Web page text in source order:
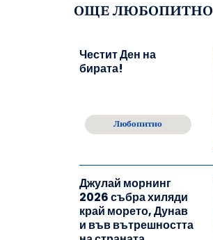
ОЩЕ ЛЮБОПИТНО
Честит Ден на
бирата!
Любопитно
Джулай морнинг
2026 събра хиляди
край морето, Дунав
и във вътрешността